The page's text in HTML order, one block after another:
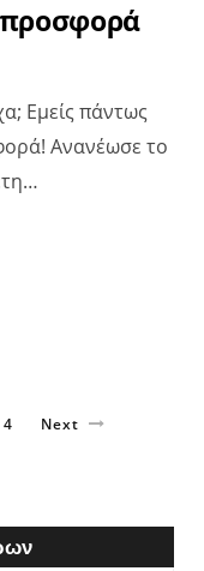
Εμείς πάντως
Ανανέωσε το
4 Next